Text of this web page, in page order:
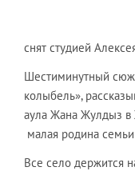
снят студией
Шестиминутный
колыбель»,
аула Жана Жулдыз в
малая родина
Все село держится